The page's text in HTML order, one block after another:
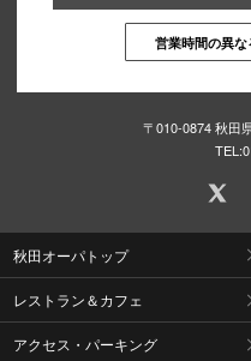
営業時間の異
〒010-0874 秋田
TEL:
秋田オーパトップ
レストラン＆カフェ
アクセス・パーキング